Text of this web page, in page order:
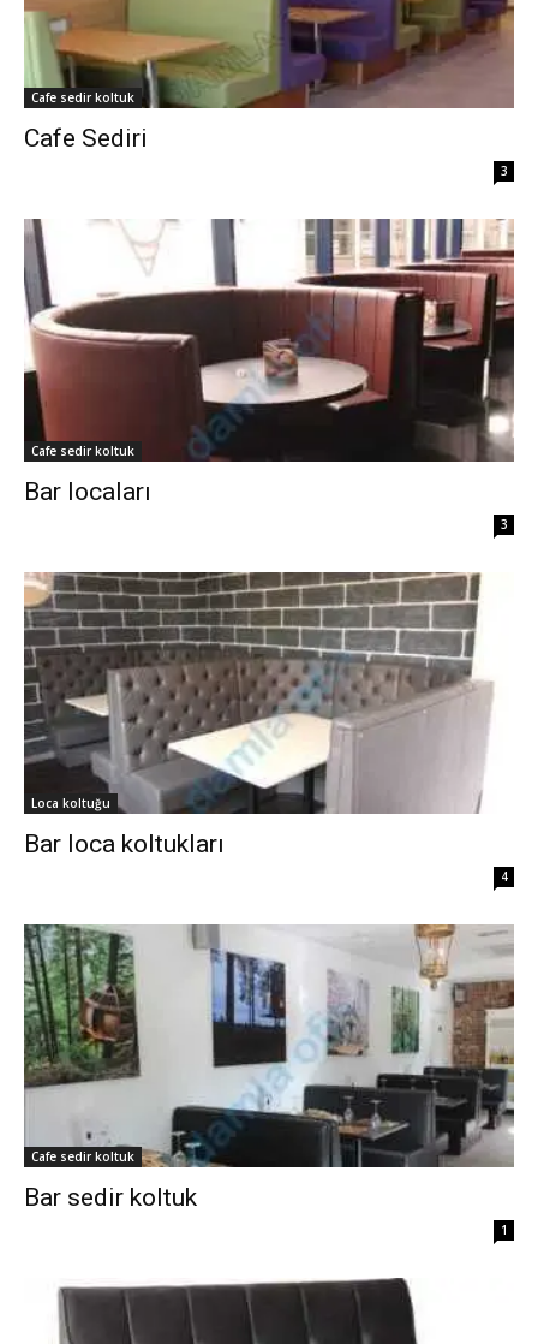
Cafe sedir koltuk
Cafe Sediri
3
Cafe sedir koltuk
Bar locaları
3
Loca koltuğu
Bar loca koltukları
4
Cafe sedir koltuk
Bar sedir koltuk
1